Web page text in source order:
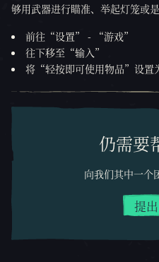
够用武器进行瞄准、举起灯笼或
前往“设置” - “游戏”
往下移至“输入”
将“轻按即可使用物品”设置
仍需要
向我们其中一个
提